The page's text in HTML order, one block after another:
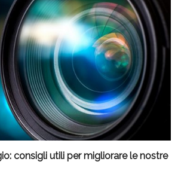
consigli utili per migliorare le nostre